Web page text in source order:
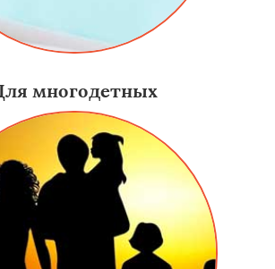
многодетных